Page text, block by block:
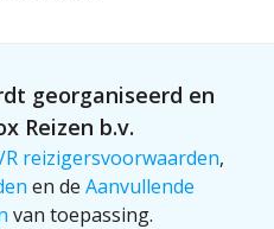
georganiseerd en
Reizen b.v.
reizigersvoorwaarden,
en de Aanvullende
van toepassing.